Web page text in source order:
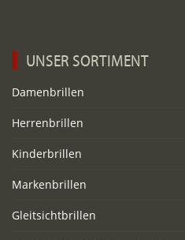
UNSER SORTIMENT
Damenbrillen
Herrenbrillen
Kinderbrillen
Markenbrillen
Gleitsichtbrillen